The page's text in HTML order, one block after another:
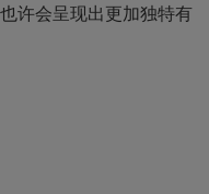
许会呈现出更加独特有